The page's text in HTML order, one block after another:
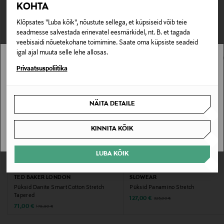
KOHTA
Klõpsates "Luba kõik", nõustute sellega, et küpsiseid võib teie
seadmesse salvestada erinevatel eesmärkidel, nt. B. et tagada
veebisaidi nõuetekohane toimimine. Saate oma küpsiste seadeid
igal ajal muuta selle lehe allosas.
Privaatsuspoliitika
NÄITA DETAILE
KINNITA KÕIK
LUBA KÕIK
Materjal
98% puuvill, 2% elastaan
Voodri materjal
Värv
223 0001 NAVY BLAZER
Tarnimine pakiautomaati või postkontorisse
TEISED KLIENDID
VAATASID KA
TED BAKER LONDON
Püksid Danite Smart Cotton Stretch
Tapered
Discounted Price
71,00 € Original Price
179,90 €
SLOWEAR
Püksid Panamino Stretch
Discounted Price
127,00 € Original Price
325,00 €
Stockmann pole Sinu riigis saadaval.
SAAN ARU